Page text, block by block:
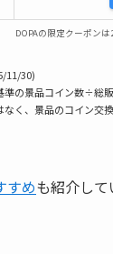
DOPAの限定クーポン
11/30)
準の景品コイン数÷総
く、景品のコイン交
すめも紹介して